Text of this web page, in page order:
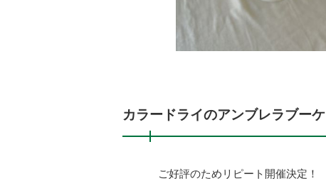
カラードライのアンブレラブーケ
ご好評のためリピート開催決定！